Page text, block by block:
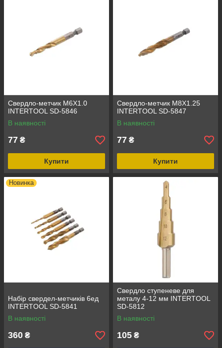
Свердло-метчик M6X1.0
INTERTOOL SD-5846
В наявності
77 ₴
Купити
Свердло-метчик M8X1.25
INTERTOOL SD-5847
В наявності
77 ₴
Купити
Новинка
Набір свердел-метчиків 6ед
INTERTOOL SD-5841
В наявності
360 ₴
Свердло ступеневе для
металу 4-12 мм INTERTOOL
SD-5812
В наявності
105 ₴